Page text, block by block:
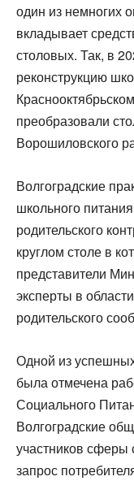
один из немногих
вкладывает
столовых. Так, в
реконструкцию
преобразовали
Ворошиловского
Волгоградские
школьного
родительского
круглом столе в
представители
эксперты в
родительского
Одной из успешных
была отмечена
Социального
Волгоградские
участников сферы
запрос